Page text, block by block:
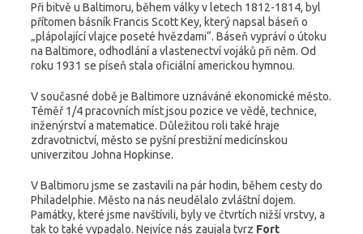
Při bitvě u Baltimoru, během války v letech 1812-1814, byl
přítomen básník Francis Scott Key, který napsal báseň o
„plápolající vlajce poseté hvězdami“. Báseň vypráví o útoku
na Baltimore, odhodlání a vlastenectví vojáků při něm. Od
roku 1931 se píseň stala oficiální americkou hymnou.
V současné době je Baltimore uznáváné ekonomické město.
Téměř 1/4 pracovních míst jsou pozice ve vědě, technice,
inženýrství a matematice. Důležitou roli také hraje
zdravotnictví, město se pyšní prestižní medicínskou
univerzitou Johna Hopkinse.
V Baltimoru jsme se zastavili na pár hodin, během cesty do
Philadelphie. Město na nás neudělalo zvláštní dojem.
Památky, které jsme navštívili, byly ve čtvrtích nižší vrstvy, a
tak to také vypadalo. Nejvíce nás zaujala tvrz Fort